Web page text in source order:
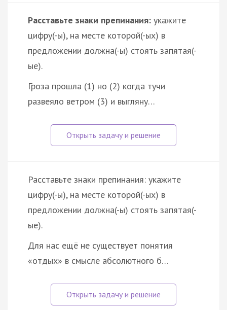
Расставьте знаки препинания: укажите
цифру(-ы), на месте которой(-ых) в
предложении должна(-ы) стоять запятая(-
ые).
Гроза прошла (1) но (2) когда тучи
развеяло ветром (3) и выгляну…
Расставьте знаки препинания: укажите
цифру(-ы), на месте которой(-ых) в
предложении должна(-ы) стоять запятая(-
ые).
Для нас ещё не существует понятия
«отдых» в смысле абсолютного б…